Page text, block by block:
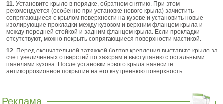
11. Установите крыло в порядке, обратном снятию. При этом
рекомендуетcя (особенно при установке нового крыла) зачистить
сопрягающиеся с крылом поверхности на кузове и установить новые
изолирующие прокладки между кузовом и верхним фланцем крыла и
между передней стойкой и задним фланцем крыла. Если прокладки
отсутствуют, можно покрыть сопрягающиеся поверхности мастикой.
12. Перед окончательной затяжкой болтов крепления выставьте крыло за
счет увеличенных отверстий по зазорам и выступанию с остальными
панелями кузова. После установки нового крыла нанесите
антикоррозионное покрытие на его внутреннюю поверхность.
Реклама